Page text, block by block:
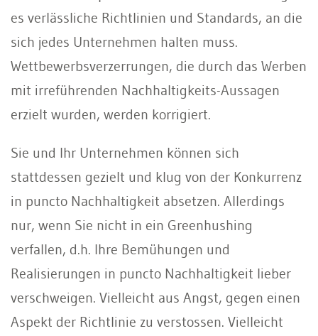
es verlässliche Richtlinien und Standards, an die
sich jedes Unternehmen halten muss.
Wettbewerbsverzerrungen, die durch das Werben
mit irreführenden Nachhaltigkeits-Aussagen
erzielt wurden, werden korrigiert.
Sie und Ihr Unternehmen können sich
stattdessen gezielt und klug von der Konkurrenz
in puncto Nachhaltigkeit absetzen. Allerdings
nur, wenn Sie nicht in ein Greenhushing
verfallen, d.h. Ihre Bemühungen und
Realisierungen in puncto Nachhaltigkeit lieber
verschweigen. Vielleicht aus Angst, gegen einen
Aspekt der Richtlinie zu verstossen. Vielleicht